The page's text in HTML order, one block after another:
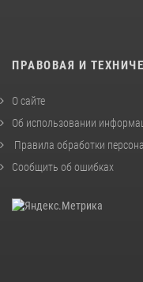
ПРАВОВАЯ И
О сайте
Об использовании
Правила обработки
Сообщить об ошибках